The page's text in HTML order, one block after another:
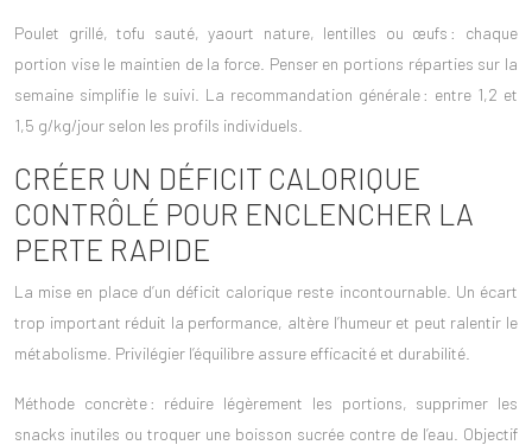
Poulet grillé, tofu sauté, yaourt nature, lentilles ou œufs : chaque
portion vise le maintien de la force. Penser en portions réparties sur la
semaine simplifie le suivi. La recommandation générale : entre 1,2 et
1,5 g/kg/jour selon les profils individuels.
CRÉER UN DÉFICIT CALORIQUE
CONTRÔLÉ POUR ENCLENCHER LA
PERTE RAPIDE
La mise en place d’un déficit calorique reste incontournable. Un écart
trop important réduit la performance, altère l’humeur et peut ralentir le
métabolisme. Privilégier l’équilibre assure efficacité et durabilité.
Méthode concrète : réduire légèrement les portions, supprimer les
snacks inutiles ou troquer une boisson sucrée contre de l’eau. Objectif